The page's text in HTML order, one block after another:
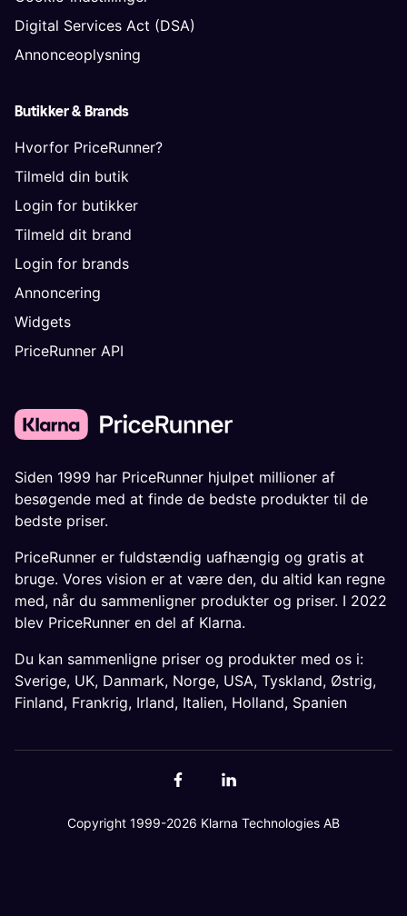
Digital Services Act (DSA)
Annonceoplysning
Butikker & Brands
Hvorfor PriceRunner?
Tilmeld din butik
Login for butikker
Tilmeld dit brand
Login for brands
Annoncering
Widgets
PriceRunner API
Siden 1999 har PriceRunner hjulpet millioner af
besøgende med at finde de bedste produkter til de
bedste priser.
PriceRunner er fuldstændig uafhængig og gratis at
bruge. Vores vision er at være den, du altid kan regne
med, når du sammenligner produkter og priser. I 2022
blev PriceRunner en del af Klarna.
Du kan sammenligne priser og produkter med os i:
Sverige, UK, Danmark, Norge, USA, Tyskland, Østrig,
Finland, Frankrig, Irland, Italien, Holland, Spanien
Copyright 1999-2026 Klarna Technologies AB